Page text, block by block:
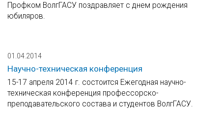
Профком ВолгГАСУ поздравляет с днем рождения
юбиляров.
01.04.2014
Научно-техническая конференция
15-17 апреля 2014 г. состоится Ежегодная научно-
техническая конференция профессорско-
преподавательского состава и студентов ВолгГАСУ.